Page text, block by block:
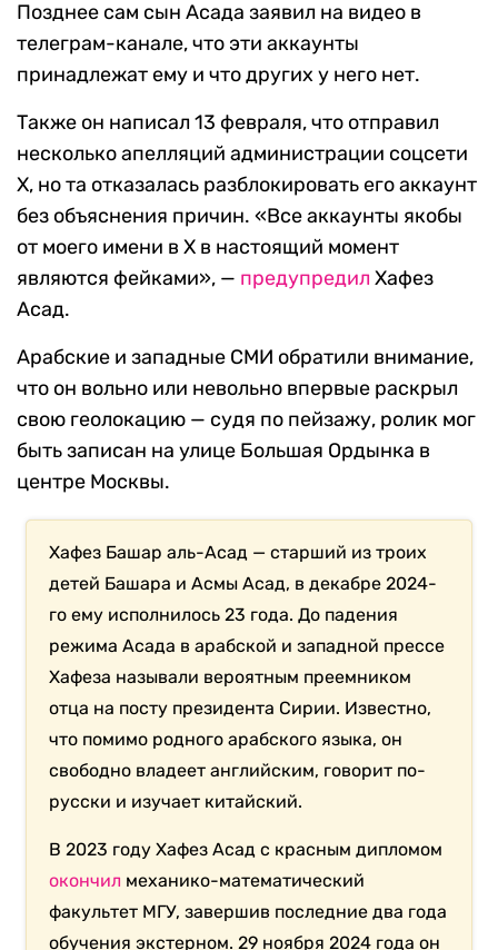
Позднее сам сын Асада заявил на видео в
телеграм-канале, что эти аккаунты
принадлежат ему и что других у него нет.
Также он написал 13 февраля, что отправил
несколько апелляций администрации соцсети
X, но та отказалась разблокировать его аккаунт
без объяснения причин. «Все аккаунты якобы
от моего имени в X в настоящий момент
являются фейками», — предупредил Хафез
Асад.
Арабские и западные СМИ обратили внимание,
что он вольно или невольно впервые раскрыл
свою геолокацию — судя по пейзажу, ролик мог
быть записан на улице Большая Ордынка в
центре Москвы.
Хафез Башар аль-Асад — старший из троих
детей Башара и Асмы Асад, в декабре 2024-
го ему исполнилось 23 года. До падения
режима Асада в арабской и западной прессе
Хафеза называли вероятным преемником
отца на посту президента Сирии. Известно,
что помимо родного арабского языка, он
свободно владеет английским, говорит по-
русски и изучает китайский.
В 2023 году Хафез Асад с красным дипломом
окончил механико-математический
факультет МГУ, завершив последние два года
обучения экстерном. 29 ноября 2024 года он